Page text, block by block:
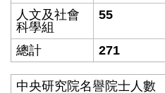
人文及社會
科學組
55
總計 271
中央研究院名譽院士人數